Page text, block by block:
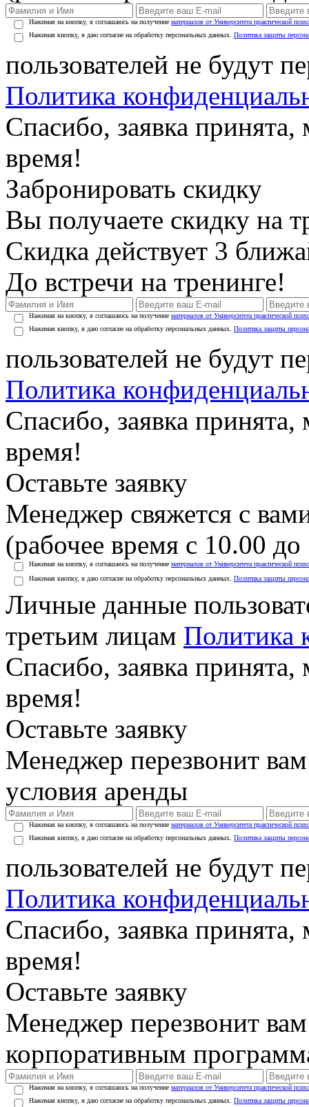
Нажимая на кнопку, я соглашаюсь на получение материалов от Университета практической
Нажимая кнопку, я даю согласие на обработку персональных данных. Политика защиты
пользователей не будут
Политика
Спасибо, заявка
время!
Забронировать скидку
Вы получаете скидку на
Скидка действует 3
До встречи на тренинге!
Нажимая на кнопку, я соглашаюсь на получение материалов от Университета практической
Нажимая кнопку, я даю согласие на обработку персональных данных. Политика защиты
пользователей не будут
Политика
Спасибо, заявка
время!
Оставьте заявку
Менеджер свяжется с
(рабочее время с 10.00
Нажимая на кнопку, я соглашаюсь на получение материалов от Университета практической
Нажимая кнопку, я даю согласие на обработку персональных данных. Политика защиты
Личные данные
третьим лицам Политика
Спасибо, заявка
время!
Оставьте заявку
Менеджер перезвонит
условия аренды
Нажимая на кнопку, я соглашаюсь на получение материалов от Университета практической
Нажимая кнопку, я даю согласие на обработку персональных данных. Политика защиты
пользователей не будут
Политика
Спасибо, заявка
время!
Оставьте заявку
Менеджер перезвонит
корпоративным
Нажимая на кнопку, я соглашаюсь на получение материалов от Университета практической
Нажимая кнопку, я даю согласие на обработку персональных данных. Политика защиты